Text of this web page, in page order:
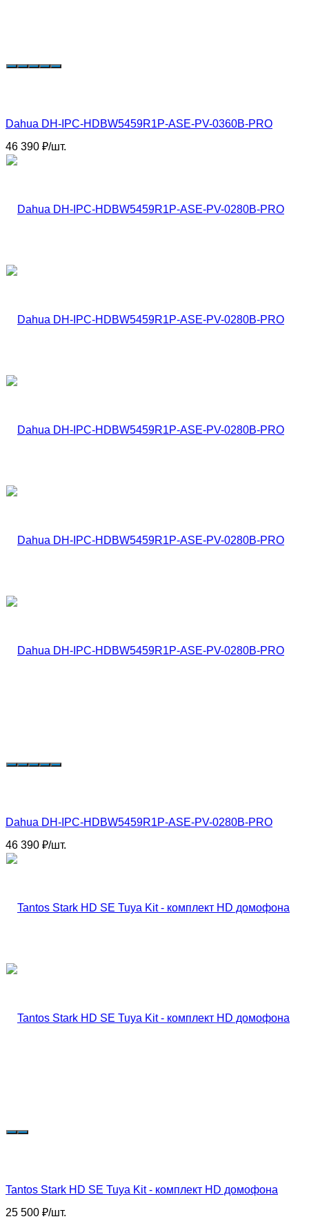
Dahua DH-IPC-HDBW5459R1P-ASE-PV-0360B-PRO
46 390 ₽/шт.
Dahua DH-IPC-HDBW5459R1P-ASE-PV-0280B-PRO
46 390 ₽/шт.
Tantos Stark HD SE Tuya Kit - комплект HD домофона
25 500 ₽/шт.